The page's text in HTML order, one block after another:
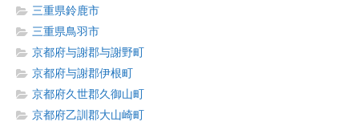
三重県鈴鹿市
三重県鳥羽市
京都府与謝郡与謝野町
京都府与謝郡伊根町
京都府久世郡久御山町
京都府乙訓郡大山崎町